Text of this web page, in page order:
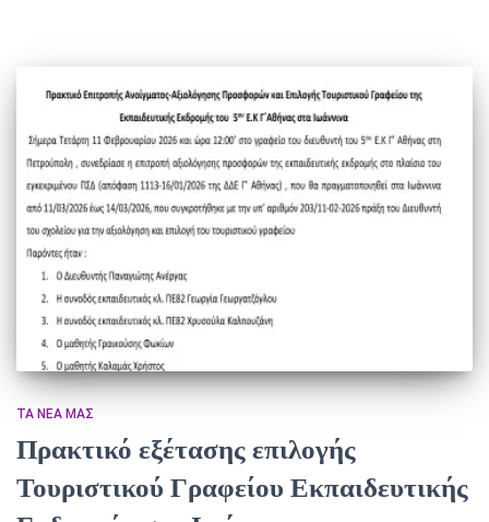
ΤΑ ΝΈΑ ΜΑΣ
Πρακτικό εξέτασης επιλογής
Τουριστικού Γραφείου Εκπαιδευτικής